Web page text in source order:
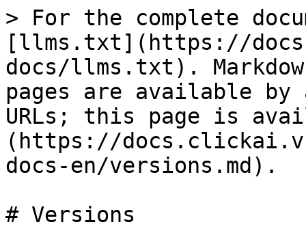
> For the complete
[llms.txt](https://
docs/llms.txt).
pages are available by
URLs; this page is
(https://
docs-en/versions.md).
# Versions